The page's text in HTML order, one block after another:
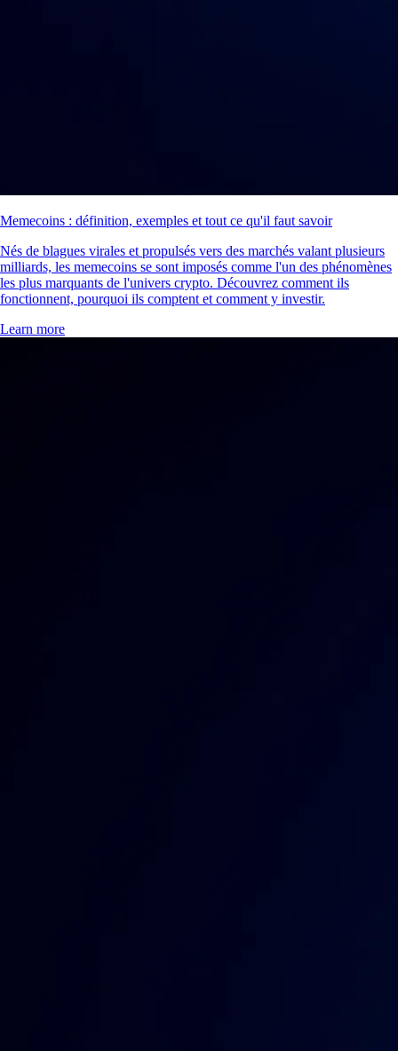
Memecoins : définition, exemples et tout ce qu'il faut savoir
Nés de blagues virales et propulsés vers des marchés valant plusieurs
milliards, les memecoins se sont imposés comme l'un des phénomènes
les plus marquants de l'univers crypto. Découvrez comment ils
fonctionnent, pourquoi ils comptent et comment y investir.
Learn more